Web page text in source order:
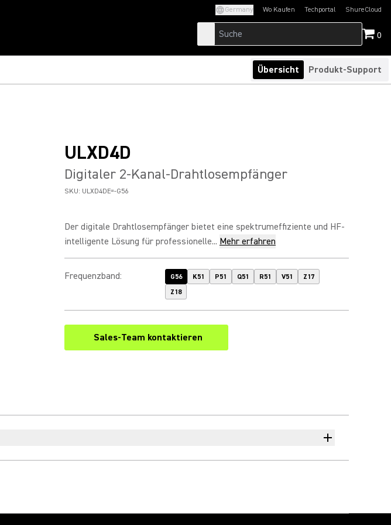
Germany Wo Kaufen Techportal
(Opens in a new tab)ShureCloud
(Opens in a new
0
Übersicht Produkt-Support
ULXD4D
Digitaler 2-Kanal-Drahtlosempfänger
SKU: ULXD4DE=-G56
Der digitale Drahtlosempfänger bietet eine spektrumeffiziente und HF-
intelligente Lösung für professionelle... Mehr erfahren
Frequenzband: G56 K51 P51 Q51 R51 V51
Z17
Z18
Sales-Team kontaktieren